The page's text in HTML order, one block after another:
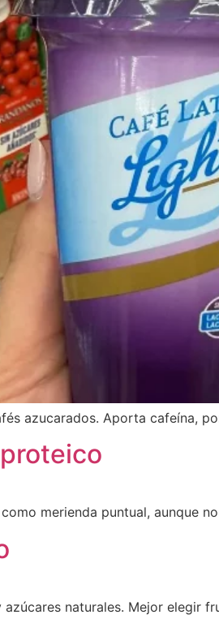
azucarados. Aporta cafeína,
merienda puntual, aunque
naturales. Mejor elegir